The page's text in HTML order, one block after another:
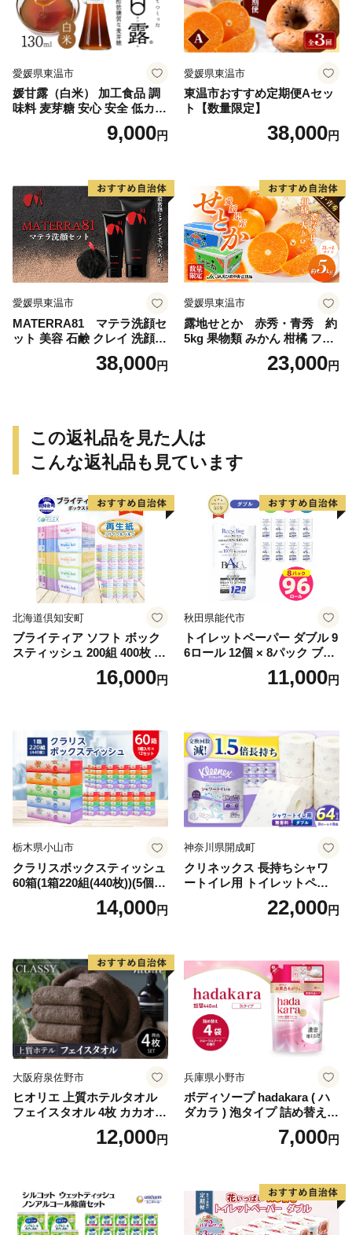
愛媛県東温市
媛甘露（白米） 加工食品 調
味料 麦芽糖 安心 安全 低カロ
リー 甘味料 シロップタイプ
上品な甘み お菓子作り 料理
9,000円
愛媛県東温市
東温市おすすめ定期便Aセッ
ト【数量限定】
38,000円
愛媛県東温市
MATERRA81 マテラ洗顔セ
ット 美容 石鹸 クレイ 洗顔フ
ォーム マテラ 泡立てネット
38,000円
愛媛県東温市
露地せとか 赤秀・青秀 約
5kg 果物類 みかん 柑橘 フル
ーツ 食後 デザート ジューシ
ー 甘い コク 香り 国産 愛媛
23,000円
この返礼品を見た人は
こんな返礼品も見ています
北海道倶知安町
ブライティア ソフト ボック
スティッシュ 200組 400枚 60
箱 日本製 まとめ買い ティッ
シュ リサイクル 長持 防災 常
倶知安町 日用品
16,000円
秋田県能代市
トイレットペーパー ダブル 9
6ロール 12個 × 8パック ブラ
ンカ 再生紙 100％ 芯あり 日
用品 消耗品 無香料 生活用品
11,000円
栃木県小山市
クラリスボックスティッシュ
60箱(1箱220組(440枚))(5個入
り×12セット)【1256759】
14,000円
神奈川県開成町
クリネックス 長持ちシャワ
ートイレ用 トイレットペー
パー（ダブル）64ロール(8ロ
ール×8パック) 開成町 トイレ
蓄 防災 エコ 消耗品 生活雑貨
生活用品 無香料 トイレット
ペーパー ダブル といれっと
ぺーぱー トイレ クレシア ト
イレットペーパー [BDBH002
-1]
22,000円
大阪府泉佐野市
ヒオリエ 上質ホテルタオル
フェイスタオル 4枚 カカオ
【タオル 泉州タオル 吸水 普
段使い 無地 シンプル 日用品
12,000円
兵庫県小野市
ボディソープ hadakara ( ハ
ダカラ ) 泡タイプ 詰め替え 4
40ml×4袋 ボディーソープ 泡
ボディソープ 泡 日用品 消耗
泡石鹸 石鹸 兵庫 兵庫県 小野
7,000円